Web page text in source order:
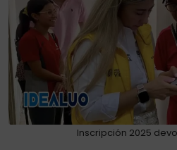
Inscripción 2025